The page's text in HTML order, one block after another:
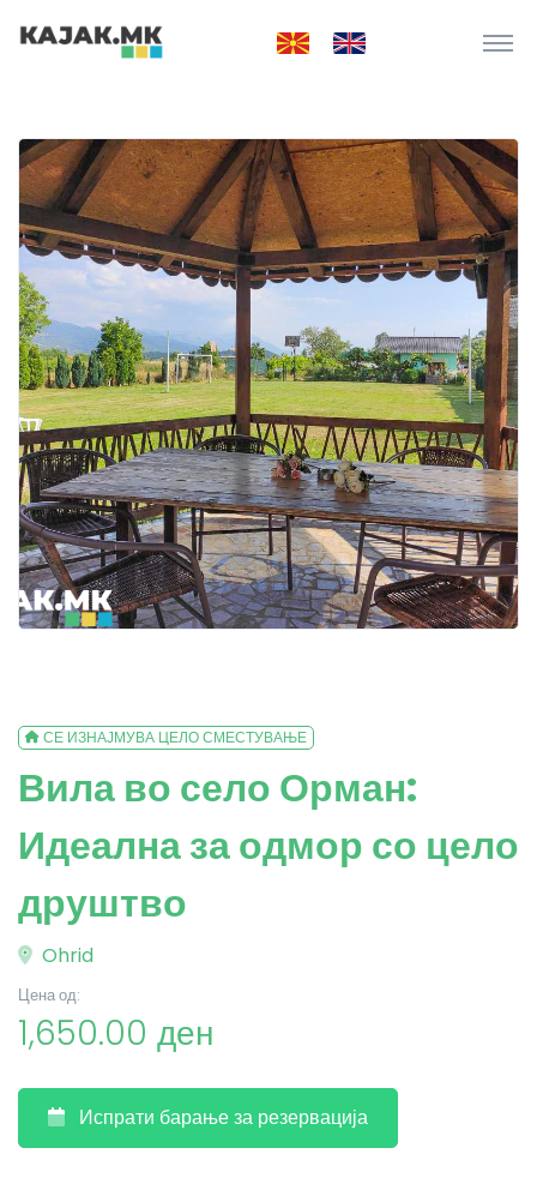
СЕ ИЗНАЈМУВА ЦЕЛО СМЕСТУВАЊЕ
Вила во село Орман:
Идеална за одмор со цело
друштво
Ohrid
Цена од:
1,650.00 ден
Испрати барање за резервација